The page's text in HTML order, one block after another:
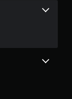
滿
5
顆